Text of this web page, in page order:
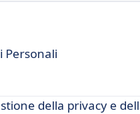
Personali
della privacy e